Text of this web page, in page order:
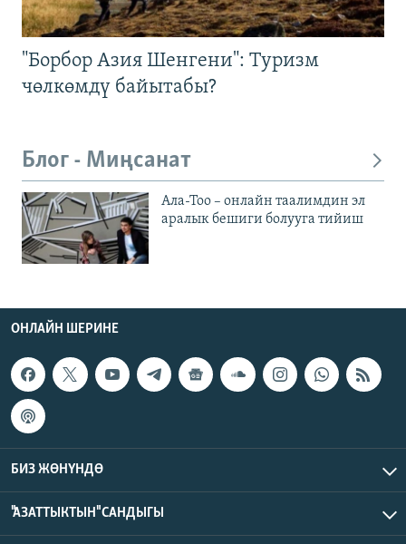
"Борбор Азия Шенгени": Туризм
чөлкөмдү байытабы?
Блог - Миңсанат
Ала-Тоо – онлайн таалимдин эл
аралык бешиги болууга тийиш
ОНЛАЙН ШЕРИНЕ
БИЗ ЖӨНҮНДӨ
"АЗАТТЫКТЫН" САНДЫГЫ